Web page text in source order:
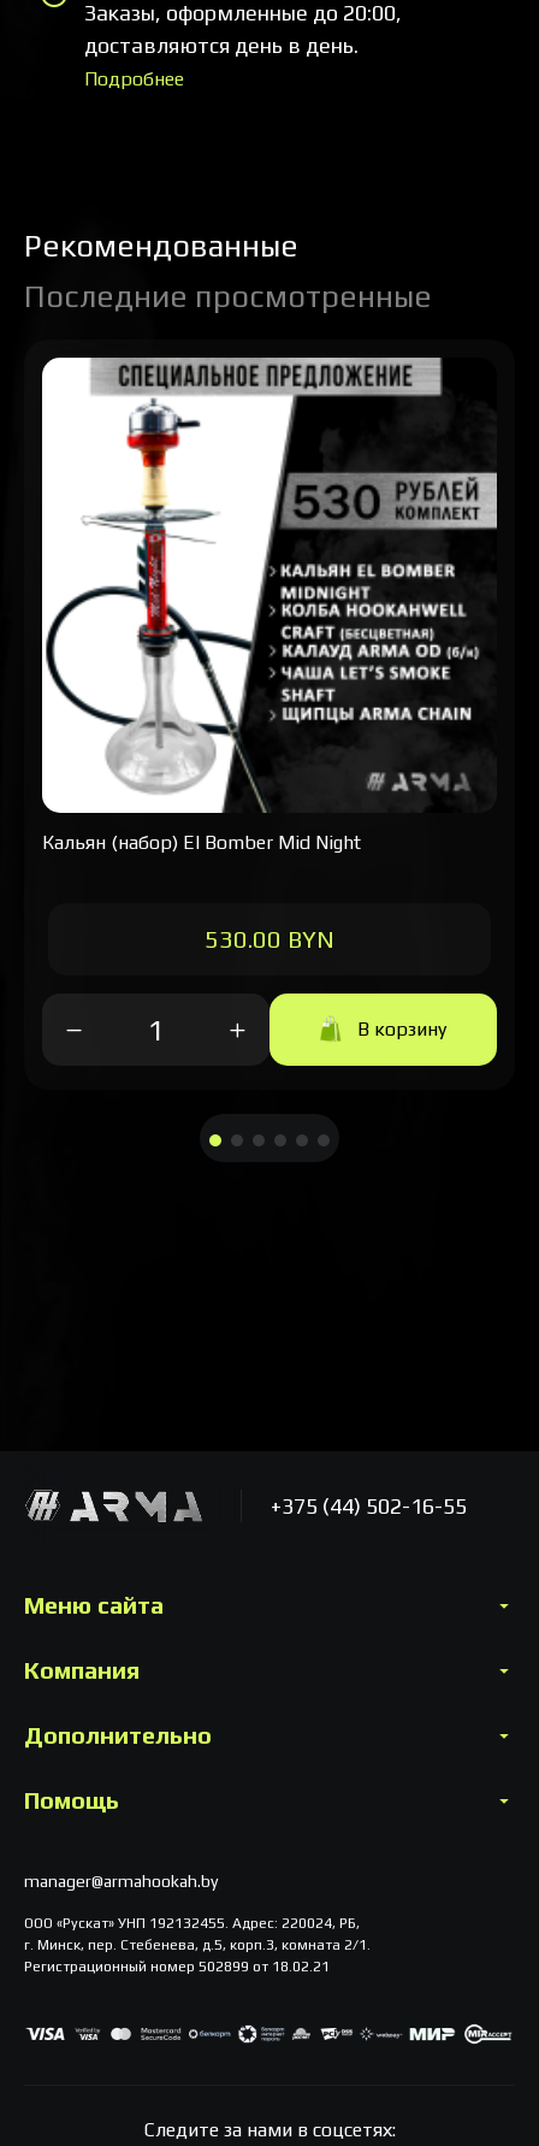
Заказы, оформленные до 20:00,
доставляются день в день.
Подробнее
Рекомендованные
Последние просмотренные
Кальян (набор) El Bomber Mid Night
530.00 BYN
В корзину
+375 (44) 502-16-55
Меню сайта
Компания
Дополнительно
Помощь
manager@armahookah.by
ООО «Рускат» УНП 192132455. Адрес: 220024, РБ,
г. Минск, пер. Стебенева, д.5, корп.3, комната 2/1.
Регистрационный номер 502899 от 18.02.21
Следите за нами в соцсетях: